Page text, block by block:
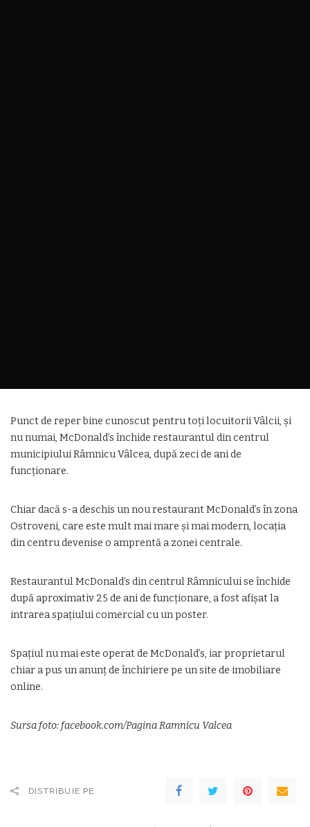
Punct de reper bine cunoscut pentru toți locuitorii Vâlcii, și
nu numai, McDonald’s închide restaurantul din centrul
municipiului Râmnicu Vâlcea, după zeci de ani de
funcţionare.
Chiar dacă s-a deschis un nou restaurant McDonald’s în zona
Ostroveni, care este mult mai mare și mai modern, locația
din centru devenise o amprentă a zonei centrale.
Restaurantul McDonald’s din centrul Râmnicului se închide
după aproximativ 25 de ani de funcționare, a fost afișat la
intrarea spațiului comercial cu un poster.
Spațiul nu mai este operat de McDonald’s, iar proprietarul
chiar a pus un anunț de închiriere pe un site de imobiliare
online.
Sursa foto: facebook.com/Pagina Ramnicu Valcea
DISTRIBUIE PE